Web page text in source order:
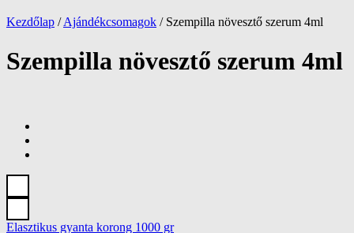
Kezdőlap / Ajándékcsomagok /Szempilla növesztő szerum 4ml
Szempilla növesztő szerum 4ml
Elasztikus gyanta korong 1000 gr